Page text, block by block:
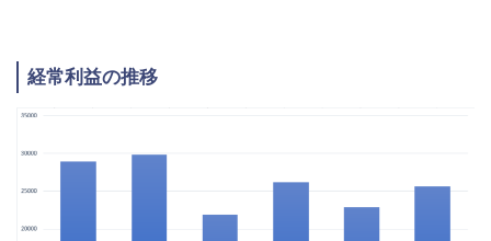
経常利益の推移